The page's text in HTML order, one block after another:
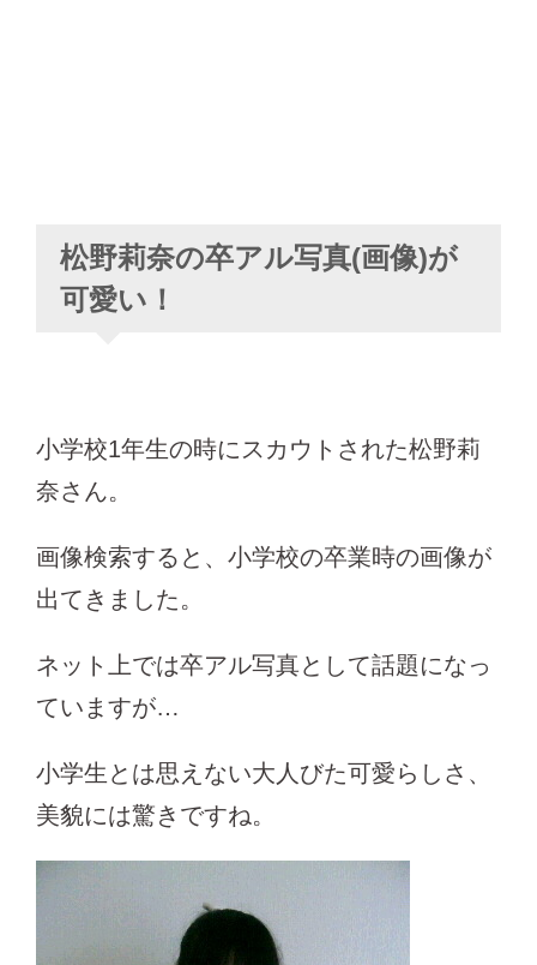
松野莉奈の卒アル写真(画像)が
可愛い！
小学校1年生の時にスカウトされた松野莉
奈さん。
画像検索すると、小学校の卒業時の画像が
出てきました。
ネット上では卒アル写真として話題になっ
ていますが…
小学生とは思えない大人びた可愛らしさ、
美貌には驚きですね。